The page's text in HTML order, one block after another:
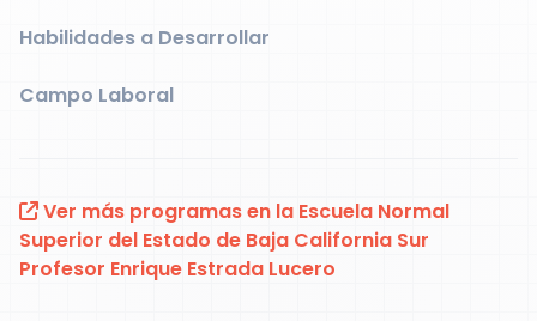
Habilidades a Desarrollar
Campo Laboral
Ver más programas en la Escuela Normal
Superior del Estado de Baja California Sur
Profesor Enrique Estrada Lucero